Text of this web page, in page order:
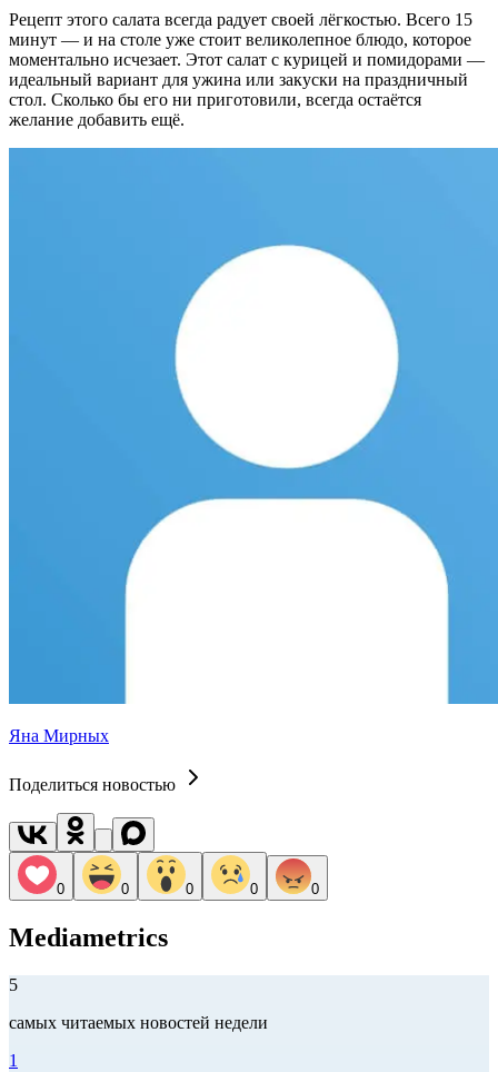
Рецепт этого салата всегда радует своей лёгкостью. Всего 15
минут — и на столе уже стоит великолепное блюдо, которое
моментально исчезает. Этот салат с курицей и помидорами —
идеальный вариант для ужина или закуски на праздничный
стол. Сколько бы его ни приготовили, всегда остаётся
желание добавить ещё.
Яна Мирных
Поделиться новостью
0 0 0 0 0
Mediametrics
5
самых читаемых новостей недели
1